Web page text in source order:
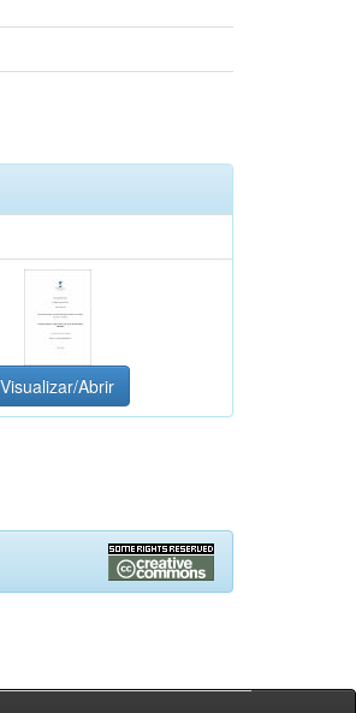
Visualizar/Abrir